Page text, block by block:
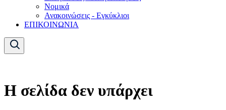
Νομικά
Ανακοινώσεις - Εγκύκλιοι
ΕΠΙΚΟΙΝΩΝΙΑ
Η σελίδα δεν υπάρχει